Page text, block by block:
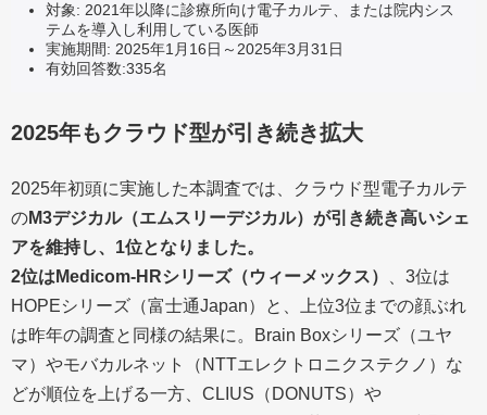
対象: 2021年以降に診療所向け電子カルテ、または院内シス
テムを導入し利用している医師
実施期間: 2025年1月16日～2025年3月31日
有効回答数:335名
2025年もクラウド型が引き続き拡大
2025年初頭に実施した本調査では、クラウド型電子カルテ
のM3デジカル（エムスリーデジカル）が引き続き高いシェ
アを維持し、1位となりました。
2位はMedicom-HRシリーズ（ウィーメックス）
、3位は
HOPEシリーズ（富士通Japan）と、上位3位までの顔ぶれ
は昨年の調査と同様の結果に。Brain Boxシリーズ（ユヤ
マ）やモバカルネット（NTTエレクトロニクステクノ）な
どが順位を上げる一方、CLIUS（DONUTS）や